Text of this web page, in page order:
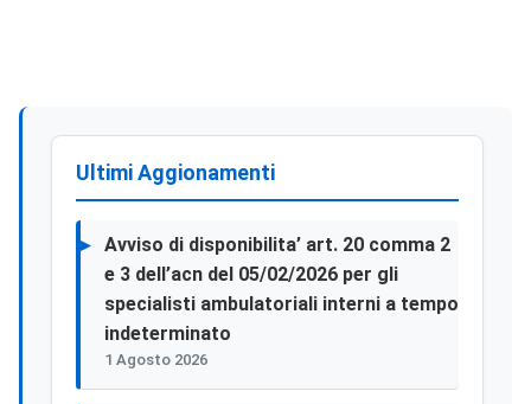
Ultimi Aggionamenti
Avviso di disponibilita’ art. 20 comma 2
e 3 dell’acn del 05/02/2026 per gli
specialisti ambulatoriali interni a tempo
indeterminato
1 Agosto 2026